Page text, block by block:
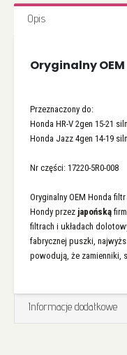
Opis
Oryginalny
Przeznaczony do:
Honda HR-V 2gen 15-21
Honda Jazz 4gen 14-19
Nr części: 17220-5R0-008
Oryginalny OEM Honda
Hondy przez japońską
filtrach i układach
fabrycznej puszki,
powodują, że zamienniki,
Informacje dodatkowe